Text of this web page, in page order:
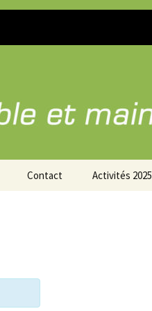
Contact Activités 2025